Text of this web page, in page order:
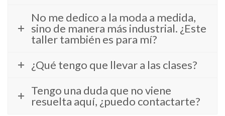
No me dedico a la moda a medida,
sino de manera más industrial. ¿Este
taller también es para mí?
¿Qué tengo que llevar a las clases?
Tengo una duda que no viene
resuelta aquí, ¿puedo contactarte?